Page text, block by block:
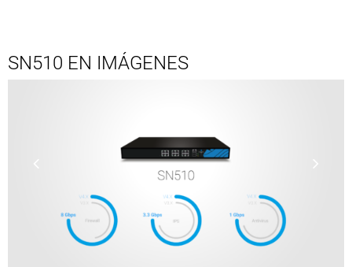
SN510 EN IMÁGENES